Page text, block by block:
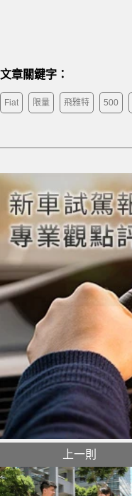
文章關鍵字：
Fiat 限量 飛雅特 500
上一則